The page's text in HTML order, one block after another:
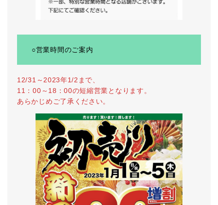
○営業時間のご案内
12/31～2023年1/2まで、
11：00～18：00の短縮営業となります。
あらかじめご了承ください。